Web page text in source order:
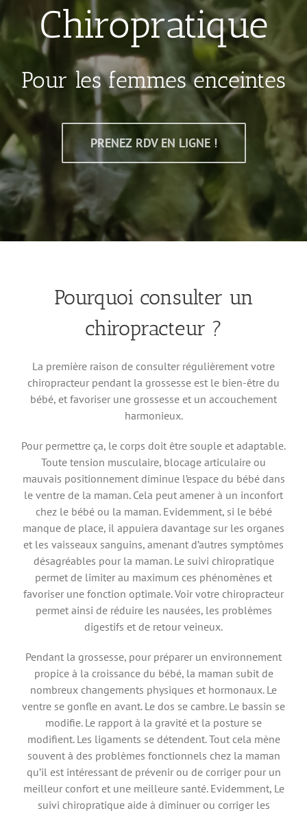
Chiropratique
Pour les femmes enceintes
PRENEZ RDV EN LIGNE !
Pourquoi consulter un
chiropracteur ?
La première raison de consulter régulièrement votre
chiropracteur pendant la grossesse est le bien-être du
bébé, et favoriser une grossesse et un accouchement
harmonieux.
Pour permettre ça, le corps doit être souple et adaptable.
Toute tension musculaire, blocage articulaire ou
mauvais positionnement diminue l’espace du bébé dans
le ventre de la maman. Cela peut amener à un inconfort
chez le bébé ou la maman. Evidemment, si le bébé
manque de place, il appuiera davantage sur les organes
et les vaisseaux sanguins, amenant d’autres symptômes
désagréables pour la maman. Le suivi chiropratique
permet de limiter au maximum ces phénomènes et
favoriser une fonction optimale. Voir votre chiropracteur
permet ainsi de réduire les nausées, les problèmes
digestifs et de retour veineux.
Pendant la grossesse, pour préparer un environnement
propice à la croissance du bébé, la maman subit de
nombreux changements physiques et hormonaux. Le
ventre se gonfle en avant. Le dos se cambre. Le bassin se
modifie. Le rapport à la gravité et la posture se
modifient. Les ligaments se détendent. Tout cela mène
souvent à des problèmes fonctionnels chez la maman
qu’il est intéressant de prévenir ou de corriger pour un
meilleur confort et une meilleure santé. Evidemment, Le
suivi chiropratique aide à diminuer ou corriger les